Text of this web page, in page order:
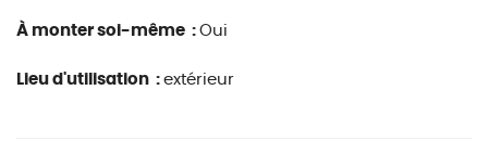
À monter soi-même : Oui
Lieu d'utilisation : extérieur